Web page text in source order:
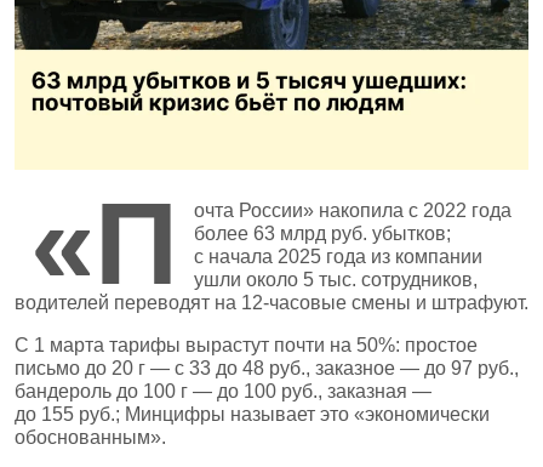
«П
очта России» накопила с 2022 года
более 63 млрд руб. убытков;
с начала 2025 года из компании
ушли около 5 тыс. сотрудников,
водителей переводят на 12‑часовые смены и штрафуют.
С 1 марта тарифы вырастут почти на 50%: простое
письмо до 20 г — с 33 до 48 руб., заказное — до 97 руб.,
бандероль до 100 г — до 100 руб., заказная —
до 155 руб.; Минцифры называет это «экономически
обоснованным».